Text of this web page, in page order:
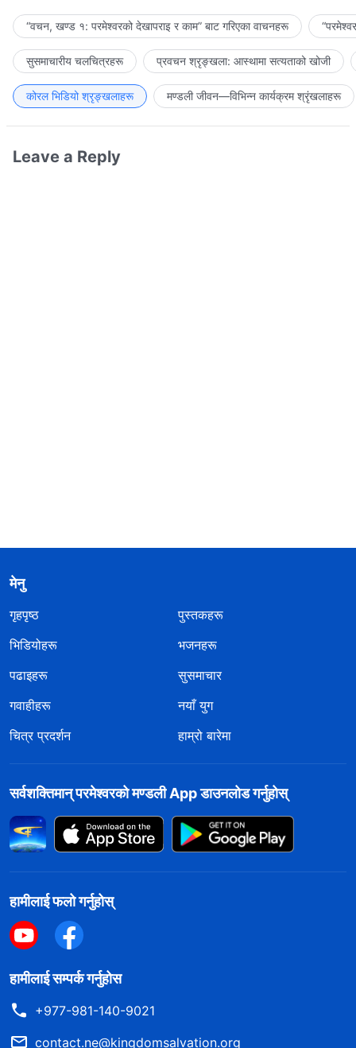
“वचन, खण्ड १: परमेश्‍वरको देखापराइ र काम” बाट गरिएका वाचनहरू
सुसमाचारीय चलचित्रहरू प्रवचन श्रृङ्खला: आस्थामा सत्यताको खोजी
कोरल भिडियो श्रृङ्खलाहरू मण्डली जीवन—विभिन्‍न कार्यक्रम श्रृंखलाहरू
Leave a Reply
मेनु
गृहपृष्ठ
पुस्तकहरू
भिडियोहरू
भजनहरू
पढाइहरू
सुसमाचार
गवाहीहरू
नयाँ युग
चित्र प्रदर्शन
हाम्रो बारेमा
सर्वशक्तिमान्‌ परमेश्‍वरको मण्डली App डाउनलोड गर्नुहोस्
हामीलाई फलो गर्नुहोस्
हामीलाई सम्पर्क गर्नुहोस
+977-981-140-9021
contact.ne@kingdomsalvation.org